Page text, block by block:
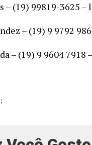
– (19) 99819-3625 –
– (19) 9 9792
– (19) 9 9604 7918 –